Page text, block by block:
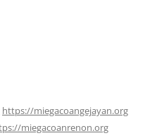
https://miegacoangejayan.org
miegacoanrenon.org